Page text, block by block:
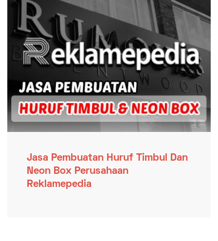
Jasa Pembuatan Huruf Timbul Dan
Neon Box Perusahaan
Reklamepedia